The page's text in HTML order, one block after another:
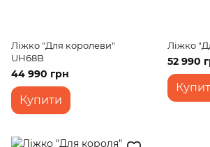
Ліжко "Для королеви"
UH68B
44 990 грн
Купити
Ліжко
52 990